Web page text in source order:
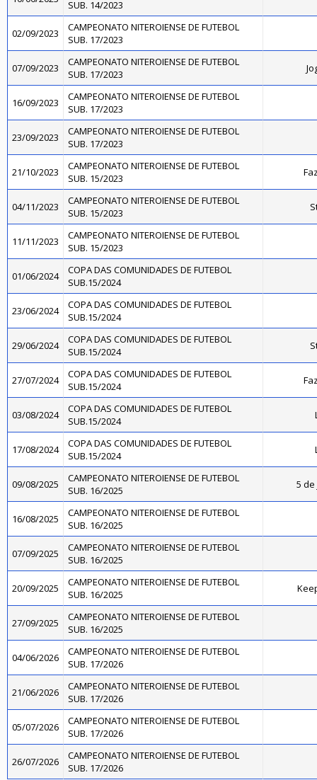
SUB. 14/2023
02/09/2023
CAMPEONATO NITEROIENSE DE FUTEBOL
SUB. 17/2023
07/09/2023
CAMPEONATO NITEROIENSE DE FUTEBOL
SUB. 17/2023
16/09/2023
CAMPEONATO NITEROIENSE DE FUTEBOL
SUB. 17/2023
23/09/2023
CAMPEONATO NITEROIENSE DE FUTEBOL
SUB. 17/2023
21/10/2023
CAMPEONATO NITEROIENSE DE FUTEBOL
SUB. 15/2023
04/11/2023
CAMPEONATO NITEROIENSE DE FUTEBOL
SUB. 15/2023
11/11/2023
CAMPEONATO NITEROIENSE DE FUTEBOL
SUB. 15/2023
01/06/2024
COPA DAS COMUNIDADES DE FUTEBOL
SUB.15/2024
23/06/2024
COPA DAS COMUNIDADES DE FUTEBOL
SUB.15/2024
29/06/2024
COPA DAS COMUNIDADES DE FUTEBOL
SUB.15/2024
27/07/2024
COPA DAS COMUNIDADES DE FUTEBOL
SUB.15/2024
03/08/2024
COPA DAS COMUNIDADES DE FUTEBOL
SUB.15/2024
17/08/2024
COPA DAS COMUNIDADES DE FUTEBOL
SUB.15/2024
09/08/2025
CAMPEONATO NITEROIENSE DE FUTEBOL
SUB. 16/2025
5 de
16/08/2025
CAMPEONATO NITEROIENSE DE FUTEBOL
SUB. 16/2025
07/09/2025
CAMPEONATO NITEROIENSE DE FUTEBOL
SUB. 16/2025
20/09/2025
CAMPEONATO NITEROIENSE DE FUTEBOL
SUB. 16/2025
27/09/2025
CAMPEONATO NITEROIENSE DE FUTEBOL
SUB. 16/2025
04/06/2026
CAMPEONATO NITEROIENSE DE FUTEBOL
SUB. 17/2026
21/06/2026
CAMPEONATO NITEROIENSE DE FUTEBOL
SUB. 17/2026
05/07/2026
CAMPEONATO NITEROIENSE DE FUTEBOL
SUB. 17/2026
26/07/2026
CAMPEONATO NITEROIENSE DE FUTEBOL
SUB. 17/2026